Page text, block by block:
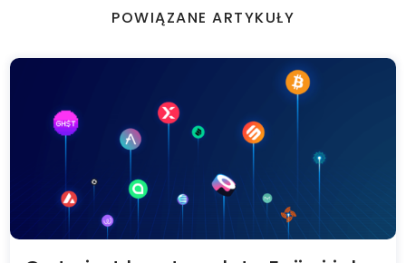
POWIĄZANE ARTYKUŁY